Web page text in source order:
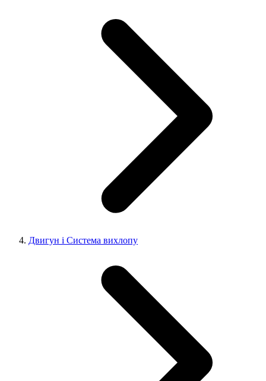
Двигун і Система вихлопу